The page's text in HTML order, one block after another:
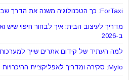
ForTaxi: כך הטכנולוגיה משנה את הדרך שבה מזמינים מונית
מדריך לעיצוב הבית: איך לבחור חיפוי שיש
ב-2026
למה העתיד של קידום אתרים שייך למערכות AI?
Mylo: סקירה ומדריך לאפליקציית ההיכרויות מבוססת ה-AI